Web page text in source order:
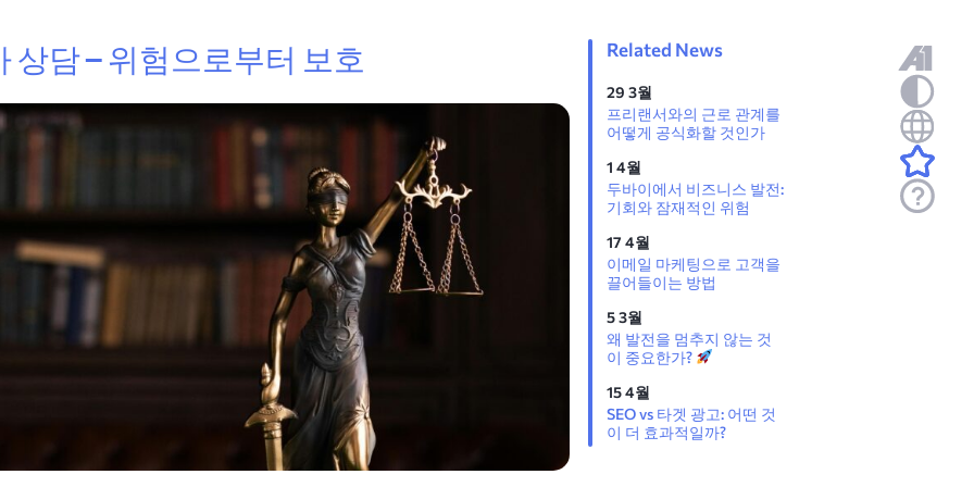
Related News
29 3월
프리랜서와의 근로 관계를
어떻게 공식화할 것인가
1 4월
두바이에서 비즈니스 발전:
기회와 잠재적인 위험
17 4월
이메일 마케팅으로 고객을
끌어들이는 방법
5 3월
왜 발전을 멈추지 않는 것
이 중요한가?
15 4월
SEO vs 타겟 광고: 어떤 것
이 더 효과적일까?
상담 – 위험으로부터 보호